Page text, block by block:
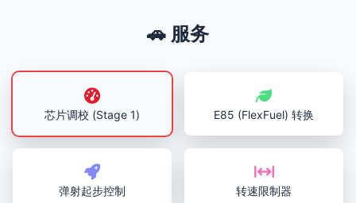
🚗 服务
芯片调校 (Stage 1) E85 (FlexFuel) 转换
弹射起步控制 转速限制器